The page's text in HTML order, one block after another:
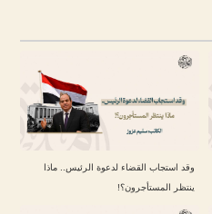
وقد استجاب القضاء لدعوة الرئيس.. ماذا
ينتظر المستأجرون؟!